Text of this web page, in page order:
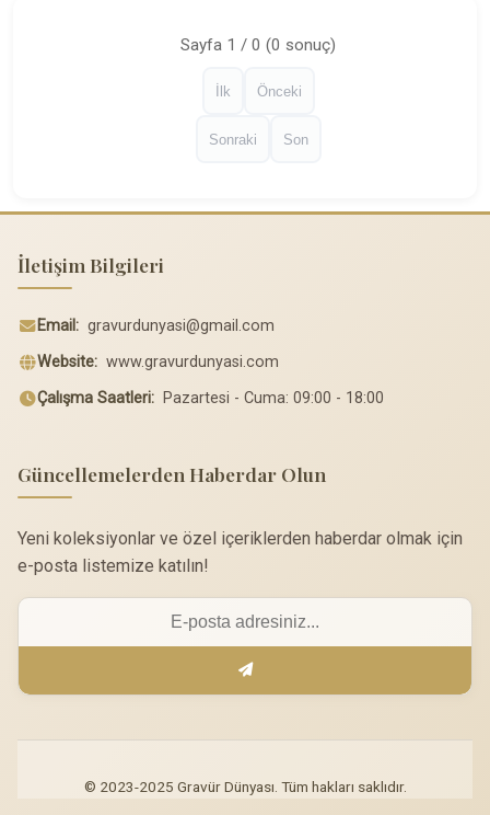
İlk Önceki
Sayfa 1 / 0 (0 sonuç)
Sonraki Son
İletişim Bilgileri
Email: gravurdunyasi@gmail.com
Website: www.gravurdunyasi.com
Çalışma Saatleri: Pazartesi - Cuma: 09:00 - 18:00
Güncellemelerden Haberdar Olun
Yeni koleksiyonlar ve özel içeriklerden haberdar olmak için
e-posta listemize katılın!
© 2023-2025 Gravür Dünyası. Tüm hakları saklıdır.